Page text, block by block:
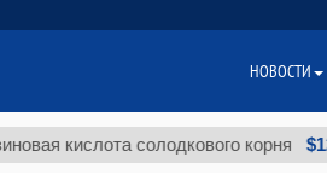
солодкового корня $12935,18
НОВОСТИ